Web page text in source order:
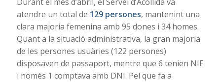
Durant el mes d’abril, el Servei d’Acollida va
atendre un total de 129 persones, mantenint una
clara majoria femenina amb 95 dones i 34 homes.
Quant a la situació administrativa, la gran majoria
de les persones usuàries (122 persones)
disposaven de passaport, mentre que 6 tenien NIE
i només 1 comptava amb DNI. Pel que fa a